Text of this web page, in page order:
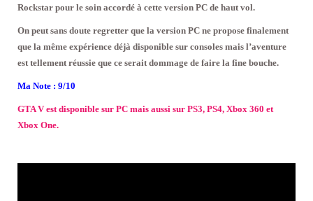
Rockstar pour le soin accordé à cette version PC de haut vol.
On peut sans doute regretter que la version PC ne propose finalement
que la même expérience déjà disponible sur consoles mais l’aventure
est tellement réussie que ce serait dommage de faire la fine bouche.
Ma Note : 9/10
GTA V est disponible sur PC mais aussi sur PS3, PS4, Xbox 360 et
Xbox One.